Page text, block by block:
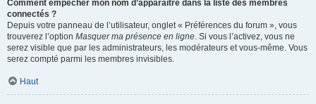
Comment empêcher mon nom d’apparaître dans la liste des membres
connectés ?
Depuis votre panneau de l’utilisateur, onglet « Préférences du forum », vous
trouverez l’option Masquer ma présence en ligne. Si vous l’activez, vous ne
serez visible que par les administrateurs, les modérateurs et vous-même. Vous
serez compté parmi les membres invisibles.
Haut